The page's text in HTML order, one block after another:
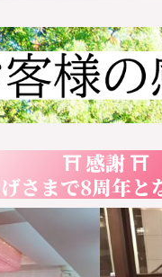
⛩ 感謝 ⛩
さまで8周年と